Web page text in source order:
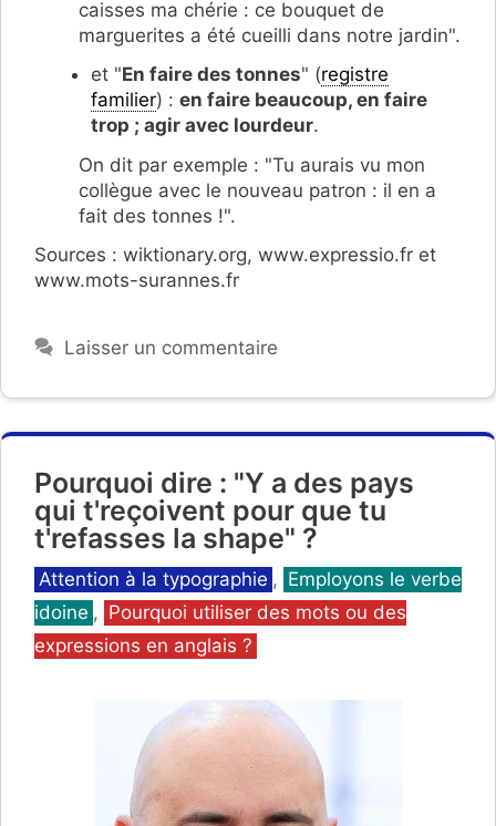
caisses ma chérie : ce bouquet de
marguerites a été cueilli dans notre jardin".
et "En faire des tonnes" (registre
familier) : en faire beaucoup, en faire
trop ; agir avec lourdeur.
On dit par exemple : "Tu aurais vu mon
collègue avec le nouveau patron : il en a
fait des tonnes !".
Sources : wiktionary.org, www.expressio.fr et
www.mots-surannes.fr
Laisser un commentaire
Pourquoi dire : "Y a des pays
qui t'reçoivent pour que tu
t'refasses la shape" ?
Catégories
Attention à la typographie , Employons le verbe
idoine , Pourquoi utiliser des mots ou des
expressions en anglais ?